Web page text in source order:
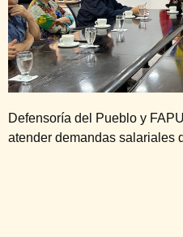
Defensoría del Pueblo y
atender demandas salariales